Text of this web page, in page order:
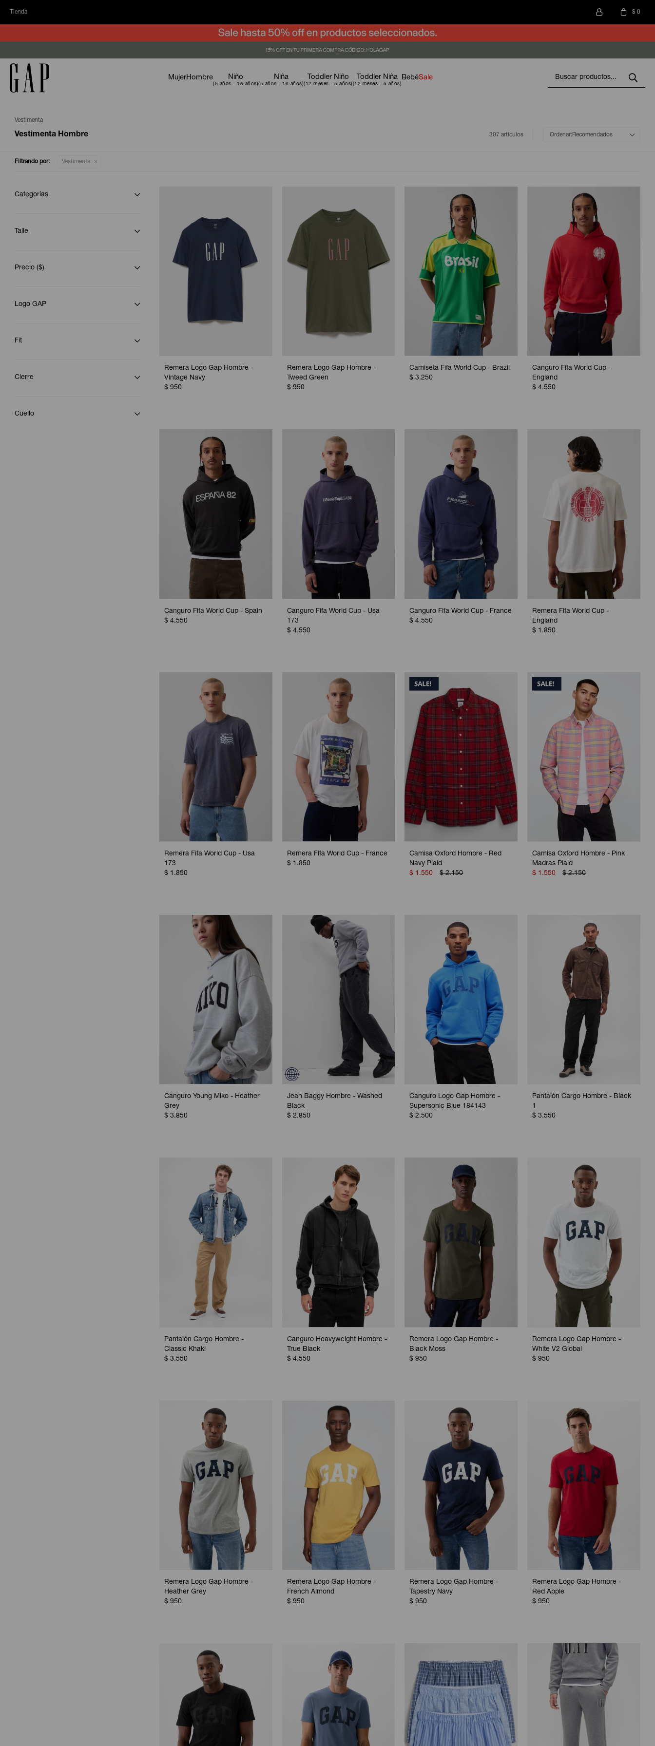
Tienda $ 0
MujerHombre Niño Niña Toddler Niño Toddler Niña BebéSale
Vestimenta
Vestimenta Hombre 307 artículos Recomendados
Filtrando por: Vestimenta
Remera Logo Gap Hombre -
Vintage Navy
$ 950
Remera Logo Gap Hombre -
Tweed Green
$ 950
Camiseta Fifa World Cup - Brazil
$ 3.250
Canguro Fifa World Cup -
England
$ 4.550
Canguro Fifa World Cup - Spain
$ 4.550
Canguro Fifa World Cup - Usa
173
$ 4.550
Canguro Fifa World Cup - France
$ 4.550
Remera Fifa World Cup -
England
$ 1.850
Remera Fifa World Cup - Usa
173
$ 1.850
Remera Fifa World Cup - France
$ 1.850
Camisa Oxford Hombre - Red
Navy Plaid
$ 1.550 $ 2.150
Camisa Oxford Hombre - Pink
Madras Plaid
$ 1.550 $ 2.150
Canguro Young Miko - Heather
Grey
$ 3.850
Jean Baggy Hombre - Washed
Black
$ 2.850
Canguro Logo Gap Hombre -
Supersonic Blue 184143
$ 2.500
Pantalón Cargo Hombre - Black
1
$ 3.550
Pantalón Cargo Hombre -
Classic Khaki
$ 3.550
Canguro Heavyweight Hombre -
True Black
$ 4.550
Remera Logo Gap Hombre -
Black Moss
$ 950
Remera Logo Gap Hombre -
White V2 Global
$ 950
Remera Logo Gap Hombre -
Heather Grey
$ 950
Remera Logo Gap Hombre -
French Almond
$ 950
Remera Logo Gap Hombre -
Tapestry Navy
$ 950
Remera Logo Gap Hombre -
Red Apple
$ 950
Categorías
Talle
Precio ($)
Logo GAP
Fit
Cierre
Cuello